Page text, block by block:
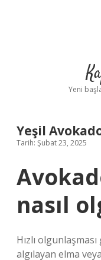
Yeni
Yeşil
Tarih: Şubat 23, 2025
nasıl
Hızlı
algılayan elma